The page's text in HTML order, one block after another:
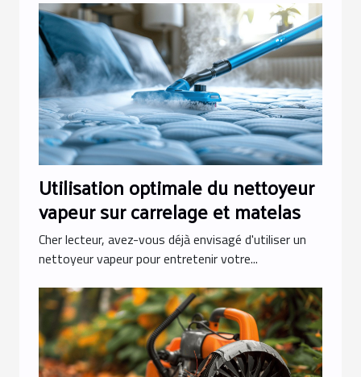
Utilisation optimale du nettoyeur
vapeur sur carrelage et matelas
Cher lecteur, avez-vous déjà envisagé d'utiliser un
nettoyeur vapeur pour entretenir votre...